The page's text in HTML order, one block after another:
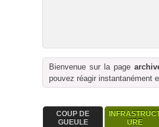
Bienvenue sur la page
pouvez réagir instantanément
COUP DE
GUEULE
URE